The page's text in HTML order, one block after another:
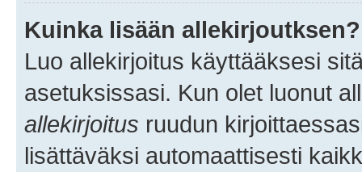
Kuinka lisään allekirjoutksen?
Luo allekirjoitus käyttääksesi
asetuksissasi. Kun olet luonut
allekirjoitus ruudun
lisättäväksi automaattisesti